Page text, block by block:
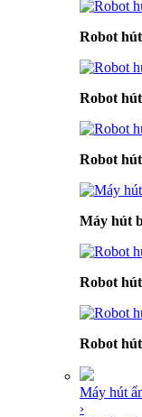
Robot
Robot
Robot
Máy hút
Robot
Robot
Máy hút
›